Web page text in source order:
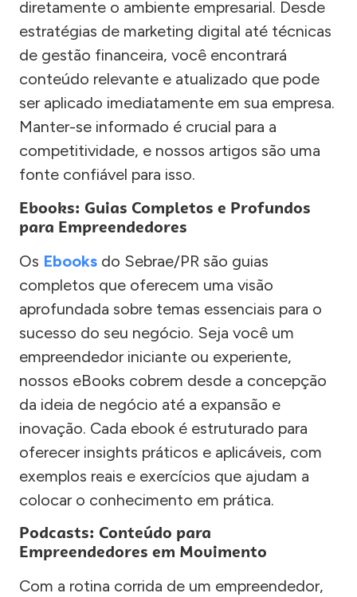
diretamente o ambiente empresarial. Desde
estratégias de marketing digital até técnicas
de gestão financeira, você encontrará
conteúdo relevante e atualizado que pode
ser aplicado imediatamente em sua empresa.
Manter-se informado é crucial para a
competitividade, e nossos artigos são uma
fonte confiável para isso.
Ebooks: Guias Completos e Profundos
para Empreendedores
Os Ebooks do Sebrae/PR são guias
completos que oferecem uma visão
aprofundada sobre temas essenciais para o
sucesso do seu negócio. Seja você um
empreendedor iniciante ou experiente,
nossos eBooks cobrem desde a concepção
da ideia de negócio até a expansão e
inovação. Cada ebook é estruturado para
oferecer insights práticos e aplicáveis, com
exemplos reais e exercícios que ajudam a
colocar o conhecimento em prática.
Podcasts: Conteúdo para
Empreendedores em Movimento
Com a rotina corrida de um empreendedor,